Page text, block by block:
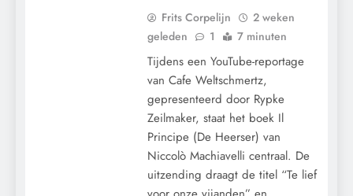
Frits Corpelijn
2 weken
geleden
1 7 minuten
Tijdens een YouTube-reportage
van Cafe Weltschmertz,
gepresenteerd door Rypke
Zeilmaker, staat het boek Il
Principe (De Heerser) van
Niccolò Machiavelli centraal. De
uitzending draagt de titel “Te lief